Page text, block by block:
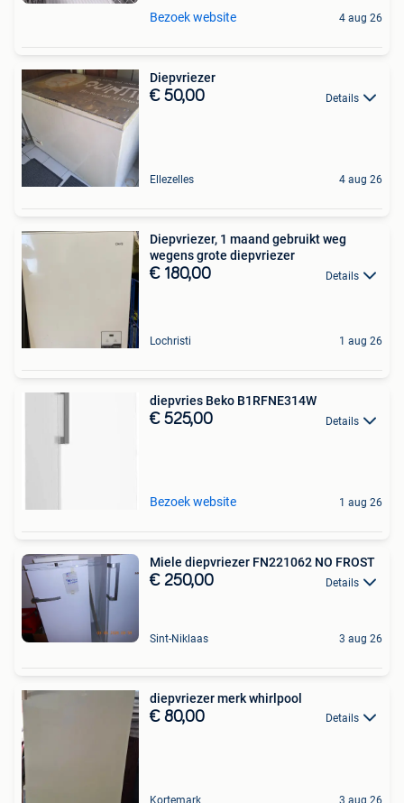
Bezoek website 4 aug 26
Diepvriezer
€ 50,00 Details
Ellezelles 4 aug 26
Diepvriezer, 1 maand gebruikt weg
wegens grote diepvriezer
€ 180,00 Details
Lochristi 1 aug 26
diepvries Beko B1RFNE314W
€ 525,00 Details
Bezoek website 1 aug 26
Miele diepvriezer FN221062 NO FROST
€ 250,00 Details
Sint-Niklaas 3 aug 26
diepvriezer merk whirlpool
€ 80,00 Details
Kortemark 3 aug 26